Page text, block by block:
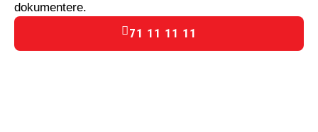
dokumentere.
71 11 11 11